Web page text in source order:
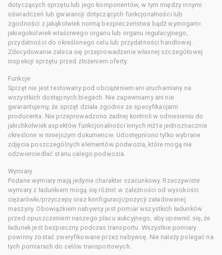
dotyczących sprzętu lub jego komponentów, w tym między innymi
oświadczeń lub gwarancji dotyczących funkcjonalności lub
zgodności z jakąkolwiek normą bezpieczeństwa bądź wymogami
jakiegokolwiek właściwego organu lub organu regulacyjnego,
przydatności do określonego celu lub przydatności handlowej.
Zdecydowanie zaleca się przeprowadzenie własnej szczegółowej
inspekcji sprzętu przed złożeniem oferty.
Funkcje
Sprzęt nie jest testowany pod obciążeniem ani uruchamiany na
wszystkich dostępnych biegach. Nie zapewniamy ani nie
gwarantujemy, że sprzęt działa zgodnie ze specyfikacjami
producenta. Nie przeprowadzono żadnej kontroli w odniesieniu do
jakichkolwiek aspektów funkcjonalności innych niż te jednoznacznie
określone w niniejszym dokumencie. Udostępniono tylko wybrane
zdjęcia poszczególnych elementów podwozia, które mogą nie
odzwierciedlać stanu całego podwozia.
Wymiary
Podane wymiary mają jedynie charakter szacunkowy. Rzeczywiste
wymiary z ładunkiem mogą się różnić w zależności od wysokości
ciężarówki/przyczepy oraz konfiguracji/pozycji załadowanej
maszyny. Obowiązkiem nabywcy jest pomiar wszystkich ładunków
przed opuszczeniem naszego placu aukcyjnego, aby upewnić się, że
ładunek jest bezpieczny podczas transportu. Wszystkie pomiary
powinny zostać zweryfikowane przez nabywcę. Nie należy polegać na
tych pomiarach do celów transportowych.